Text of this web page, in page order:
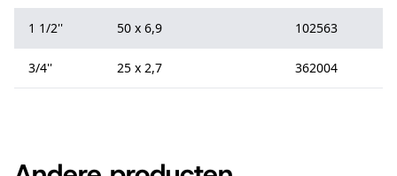
1 1/2'' 50 x 6,9 102563
3/4'' 25 x 2,7 362004